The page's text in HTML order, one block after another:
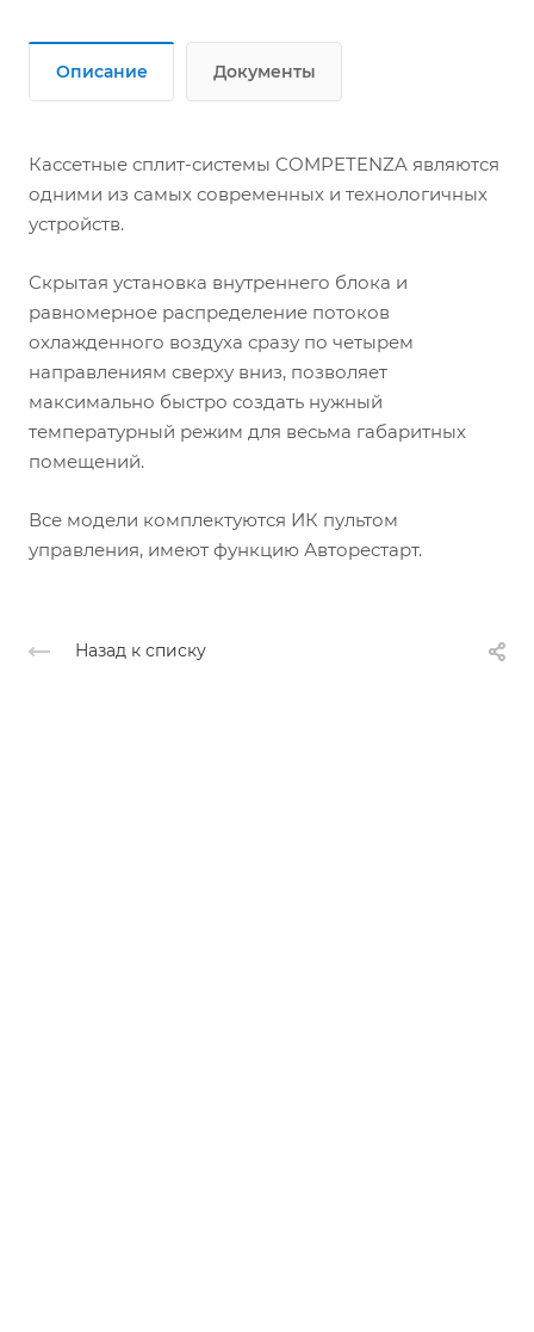
Описание Документы
Кассетные сплит-системы COMPETENZA являются
одними из самых современных и технологичных
устройств.
Скрытая установка внутреннего блока и
равномерное распределение потоков
охлажденного воздуха сразу по четырем
направлениям сверху вниз, позволяет
максимально быстро создать нужный
температурный режим для весьма габаритных
помещений.
Все модели комплектуются ИК пультом
управления, имеют функцию Авторестарт.
Назад к списку